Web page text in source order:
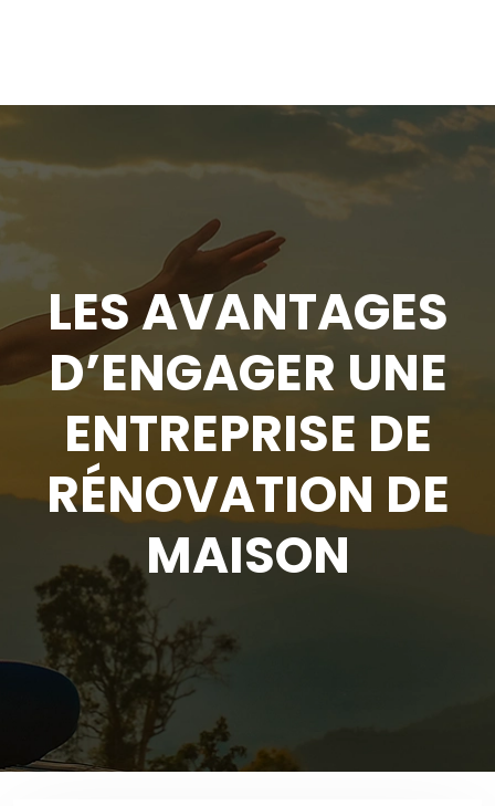
LES AVANTAGES
D’ENGAGER UNE
ENTREPRISE DE
RÉNOVATION DE
MAISON